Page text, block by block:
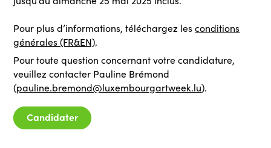
Pour plus d’informations, téléchargez lesconditions
générales (FR&EN).
Pour toute question concernant votre candidature,
veuillez contacter Pauline Brémond
(pauline.bremond@luxembourgartweek.lu).
Candidater